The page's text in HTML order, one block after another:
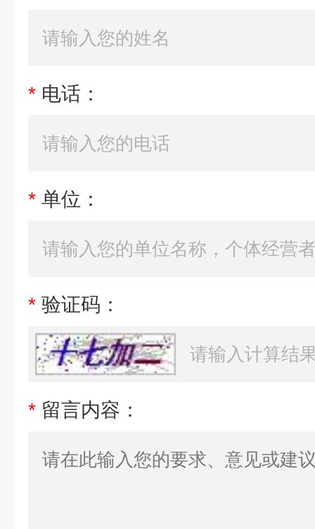
* 电话：
* 单位：
* 验证码：
* 留言内容：